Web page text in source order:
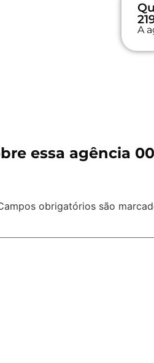
A
essa agência
obrigatórios são